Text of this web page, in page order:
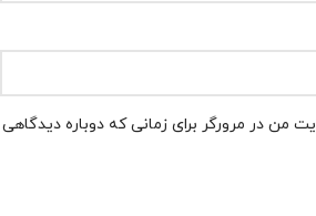
من در مرورگر برای زمانی که دوباره دیدگاهی